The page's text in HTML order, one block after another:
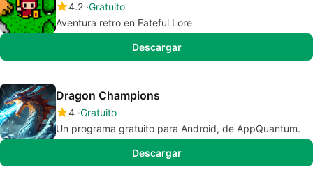
4.2 Gratuito
Aventura retro en Fateful Lore
Descargar
Dragon Champions
4 Gratuito
Un programa gratuito para Android, de AppQuantum.
Descargar